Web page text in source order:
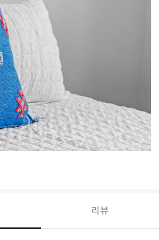
리뷰